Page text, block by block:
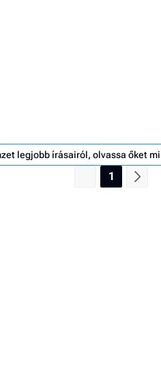
legjobb írásairól, olvassa őket
1